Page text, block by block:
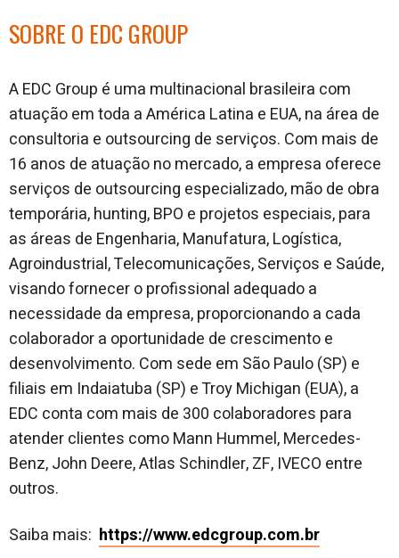
SOBRE O EDC GROUP
A EDC Group é uma multinacional brasileira com
atuação em toda a América Latina e EUA, na área de
consultoria e outsourcing de serviços. Com mais de
16 anos de atuação no mercado, a empresa oferece
serviços de outsourcing especializado, mão de obra
temporária, hunting, BPO e projetos especiais, para
as áreas de Engenharia, Manufatura, Logística,
Agroindustrial, Telecomunicações, Serviços e Saúde,
visando fornecer o profissional adequado a
necessidade da empresa, proporcionando a cada
colaborador a oportunidade de crescimento e
desenvolvimento. Com sede em São Paulo (SP) e
filiais em Indaiatuba (SP) e Troy Michigan (EUA), a
EDC conta com mais de 300 colaboradores para
atender clientes como Mann Hummel, Mercedes-
Benz, John Deere, Atlas Schindler, ZF, IVECO entre
outros.
Saiba mais: https://www.edcgroup.com.br